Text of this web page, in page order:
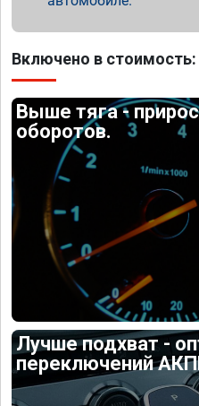
Включено в стоимость:
Выше тяга -
оборотов.
Лучше подхват -
переключений